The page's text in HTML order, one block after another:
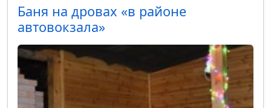
Баня на дровах «в районе
автовокзала»